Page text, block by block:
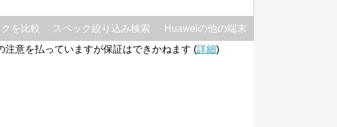
Huaweiの他の端末
スペック絞り込み検索
を比較
意を払っていますが保証はできかねます (詳細)